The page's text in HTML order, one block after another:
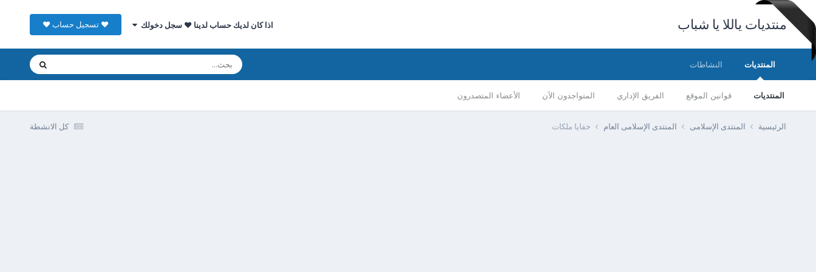
منتديات ياللا يا شباب اذا كان لديك حساب لدينا ♥ سجل دخولك ♥ تسجيل حساب ♥
المنتديات
المنتديات قوانين الموقع الفريق الإداري المتواجدون الآن الأعضاء المتصدرون
النشاطات
كل الانشطة الرئيسية المنتدى الإسلامى المنتدى الإسلامى العام خفايا ملكات